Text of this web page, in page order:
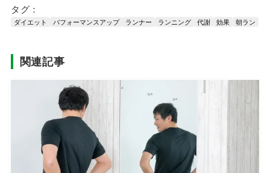
タグ：
ダイエット パフォーマンスアップ ランナー ランニング 代謝 効果 朝ラン
関連記事